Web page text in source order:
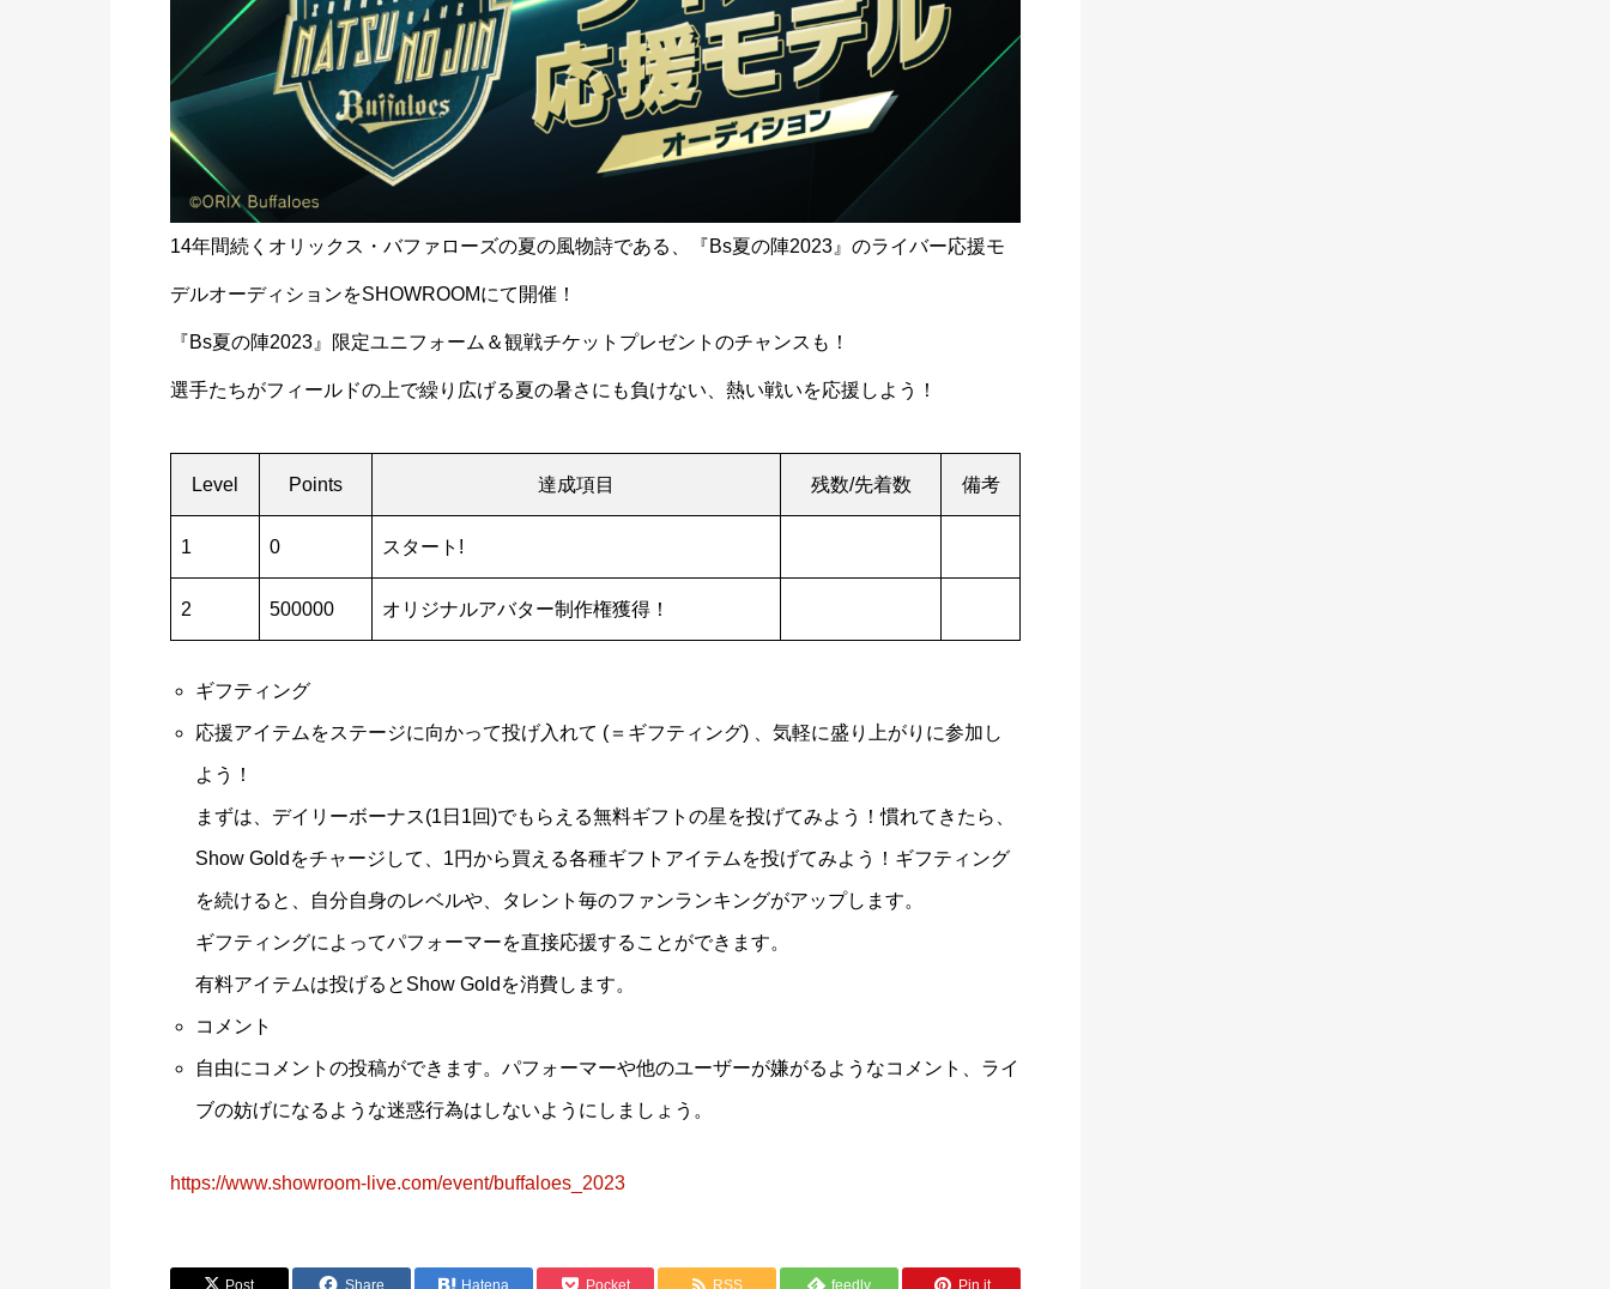
14年間続くオリックス・バファローズの夏の風物詩である、『Bs夏の陣2023』のライバー応援モ
デルオーディションをSHOWROOMにて開催！
『Bs夏の陣2023』限定ユニフォーム＆観戦チケットプレゼントのチャンスも！
選手たちがフィールドの上で繰り広げる夏の暑さにも負けない、熱い戦いを応援しよう！
Level Points 達成項目 残数/先着数 備考
1 0 スタート!
2 500000 オリジナルアバター制作権獲得！
ギフティング
応援アイテムをステージに向かって投げ入れて (＝ギフティング) 、気軽に盛り上がりに参加し
よう！
まずは、デイリーボーナス(1日1回)でもらえる無料ギフトの星を投げてみよう！慣れてきたら、
Show Goldをチャージして、1円から買える各種ギフトアイテムを投げてみよう！ギフティング
を続けると、自分自身のレベルや、タレント毎のファンランキングがアップします。
ギフティングによってパフォーマーを直接応援することができます。
有料アイテムは投げるとShow Goldを消費します。
コメント
自由にコメントの投稿ができます。パフォーマーや他のユーザーが嫌がるようなコメント、ライ
ブの妨げになるような迷惑行為はしないようにしましょう。
https://www.showroom-live.com/event/buffaloes_2023